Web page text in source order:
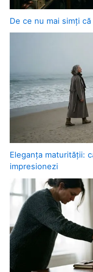
De ce nu mai simți
Eleganța maturității:
impresionezi